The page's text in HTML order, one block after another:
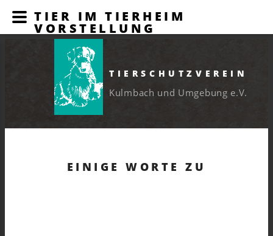
TIERSCHUTZVEREIN
Kulmbach und Umgebung e.V.
EINIGE WORTE ZU
TIER IM TIERHEIM
VORSTELLUNG